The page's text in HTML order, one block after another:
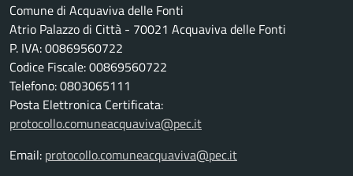
Comune di Acquaviva delle Fonti
Atrio Palazzo di Città - 70021 Acquaviva delle Fonti
P. IVA: 00869560722
Codice Fiscale: 00869560722
Telefono: 0803065111
Posta Elettronica Certificata:
protocollo.comuneacquaviva@pec.it
Email: protocollo.comuneacquaviva@pec.it